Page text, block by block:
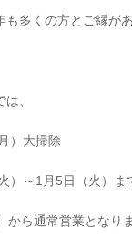
も多くの方とご縁が
、
）大掃除
）～1月5日（火）ま
から通常営業となり